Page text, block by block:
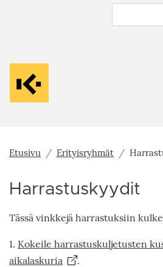
Etusivu Erityisryhmät
Harrastuskyydit
Tässä vinkkejä harrastuksiin
1. Kokeile harrastuskuljetusten
aikalaskuria
.